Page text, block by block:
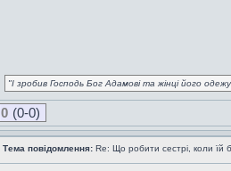
"І зробив Господь Бог Адамові та жінці його
0 (0-0)
Тема повідомлення: Re: Що робити сестрі, коли їй